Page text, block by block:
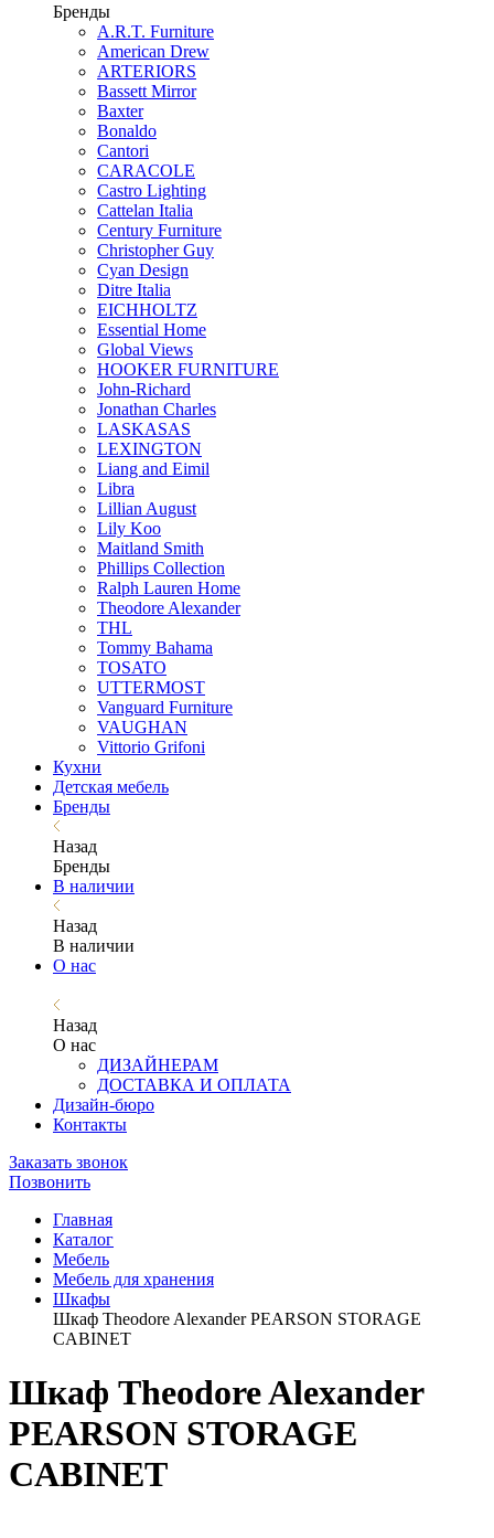
Бренды
A.R.T. Furniture
American Drew
ARTERIORS
Bassett Mirror
Baxter
Bonaldo
Cantori
CARACOLE
Castro Lighting
Cattelan Italia
Century Furniture
Christopher Guy
Cyan Design
Ditre Italia
EICHHOLTZ
Essential Home
Global Views
HOOKER FURNITURE
John-Richard
Jonathan Charles
LASKASAS
LEXINGTON
Liang and Eimil
Libra
Lillian August
Lily Koo
Maitland Smith
Phillips Collection
Ralph Lauren Home
Theodore Alexander
THL
Tommy Bahama
TOSATO
UTTERMOST
Vanguard Furniture
VAUGHAN
Vittorio Grifoni
Кухни
Детская мебель
Бренды
Назад
Бренды
В наличии
Назад
В наличии
О нас
Назад
О нас
ДИЗАЙНЕРАМ
ДОСТАВКА И ОПЛАТА
Дизайн-бюро
Контакты
Заказать звонок
Позвонить
Главная
Каталог
Мебель
Мебель для хранения
Шкафы
Шкаф Theodore Alexander PEARSON STORAGE
CABINET
Шкаф Theodore Alexander
PEARSON STORAGE
CABINET